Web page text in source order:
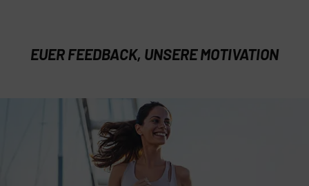
EUER FEEDBACK, UNSERE MOTIVATION